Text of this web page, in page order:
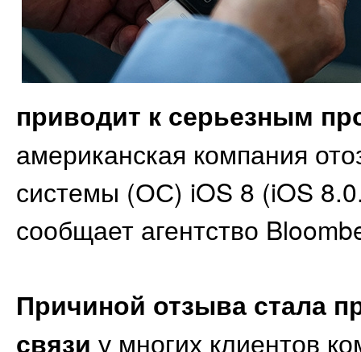
приводит к серьезным
американская компания
системы (ОС) iOS 8 (iOS
сообщает агентство
Причиной отзыва стала
связи у многих клиентов